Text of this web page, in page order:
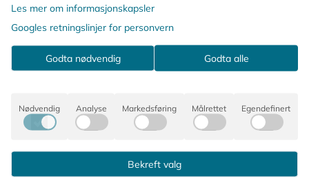
Les mer om informasjonskapsler
Googles retningslinjer for personvern
Godta nødvendig Godta alle
Nødvendig Analyse Markedsføring Målrettet Egendefinert
Bekreft valg